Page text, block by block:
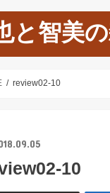
と智美
review02-10
10